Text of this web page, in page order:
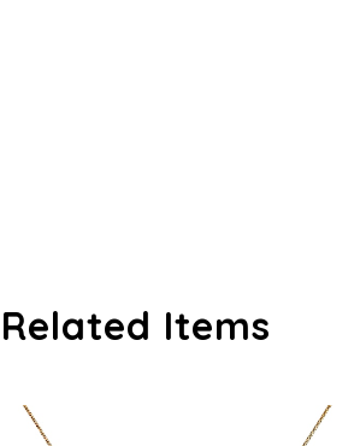
Related Items